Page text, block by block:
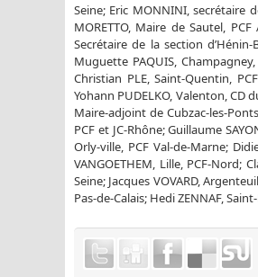
Seine; Eric MONNINI, secrétaire
MORETTO, Maire de Sautel,
Secrétaire de la section
Muguette PAQUIS, Champagney,
Christian PLE, Saint-Quentin,
Yohann PUDELKO, Valenton, CD
Maire-adjoint de Cubzac-les-
PCF et JC-Rhône; Guillaume
Orly-ville, PCF Val-de-Marne;
VANGOETHEM, Lille, PCF-Nord;
Seine; Jacques VOVARD,
Pas-de-Calais; Hedi ZENNAF,